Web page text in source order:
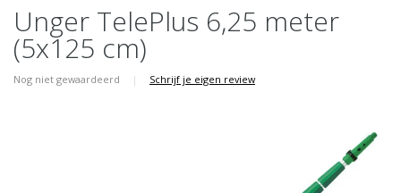
Unger TelePlus 6,25 meter
(5x125 cm)
Nog niet gewaardeerd | Schrijf je eigen review